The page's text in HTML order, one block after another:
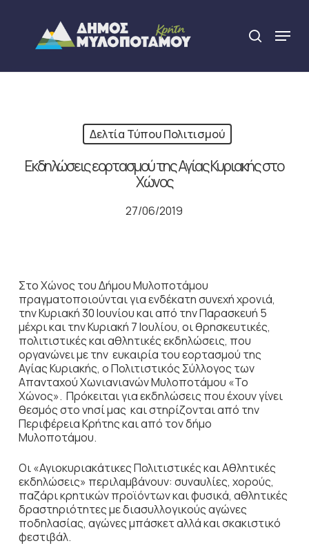
content
search
Menu
Δελτία Τύπου Πολιτισμού
Εκδηλώσεις εορτασμού της Αγίας Κυριακής στο
Χώνος
27/06/2019
Στο Χώνος του Δήμου Μυλοποτάμου
πραγματοποιούνται για ενδέκατη συνεχή χρονιά,
την Κυριακή 30 Ιουνίου και από την Παρασκευή 5
μέχρι και την Κυριακή 7 Ιουλίου, οι θρησκευτικές,
πολιτιστικές και αθλητικές εκδηλώσεις, που
οργανώνει με την ευκαιρία του εορτασμού της
Αγίας Κυριακής, ο Πολιτιστικός Σύλλογος των
Απανταχού Χωνιανιανών Μυλοποτάμου «Το
Χώνος». Πρόκειται για εκδηλώσεις που έχουν γίνει
θεσμός στο νησί μας και στηρίζονται από την
Περιφέρεια Κρήτης και από τον δήμο
Μυλοποτάμου.
Οι «Αγιοκυριακάτικες Πολιτιστικές και Αθλητικές
εκδηλώσεις» περιλαμβάνουν: συναυλίες, χορούς,
παζάρι κρητικών προϊόντων και φυσικά, αθλητικές
δραστηριότητες με διασυλλογικούς αγώνες
ποδηλασίας, αγώνες μπάσκετ αλλά και σκακιστικό
φεστιβάλ.
Close